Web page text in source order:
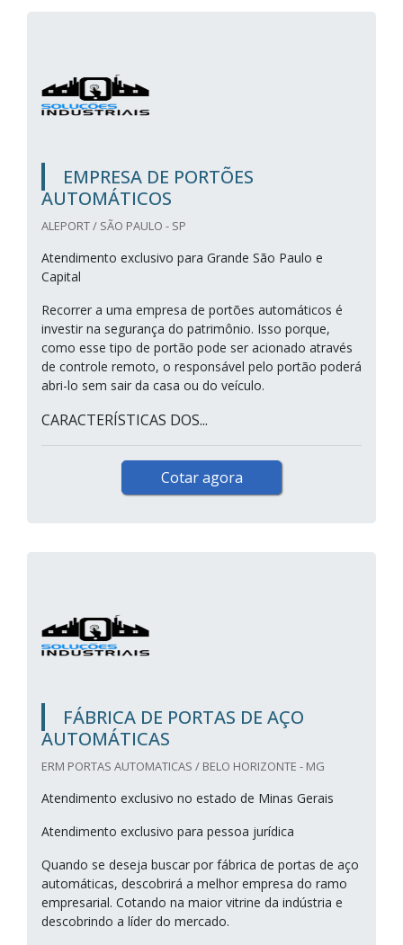
EMPRESA DE PORTÕES
AUTOMÁTICOS
ALEPORT / SÃO PAULO - SP
Atendimento exclusivo para Grande São Paulo e
Capital
Recorrer a uma empresa de portões automáticos é
investir na segurança do patrimônio. Isso porque,
como esse tipo de portão pode ser acionado através
de controle remoto, o responsável pelo portão poderá
abri-lo sem sair da casa ou do veículo.
CARACTERÍSTICAS DOS...
Cotar agora
FÁBRICA DE PORTAS DE AÇO
AUTOMÁTICAS
ERM PORTAS AUTOMATICAS / BELO HORIZONTE - MG
Atendimento exclusivo no estado de Minas Gerais
Atendimento exclusivo para pessoa jurídica
Quando se deseja buscar por fábrica de portas de aço
automáticas, descobrirá a melhor empresa do ramo
empresarial. Cotando na maior vitrine da indústria e
descobrindo a líder do mercado.